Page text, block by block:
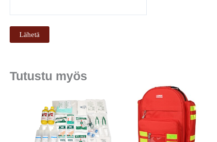
Tutustu myös
159.00€
-
179.00€
tuotteella
on
useampi